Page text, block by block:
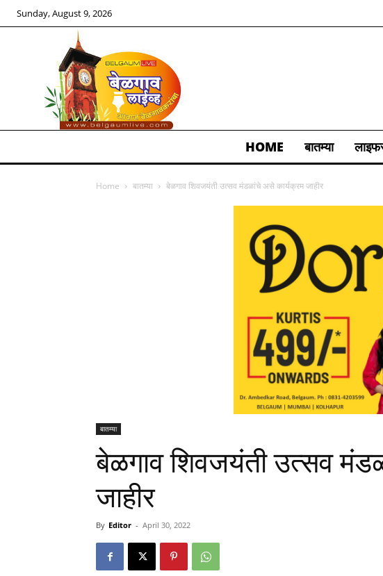
Sunday, August 9, 2026
HOME बातम्या
Home बातम्या बेळगाव शिवजयंती उत्सव मंडळांचे असे कार्यक्रम जाहीर
बातम्या
बेळगाव शिवजयंती उत्सव
जाहीर
By Editor - April 30, 2022